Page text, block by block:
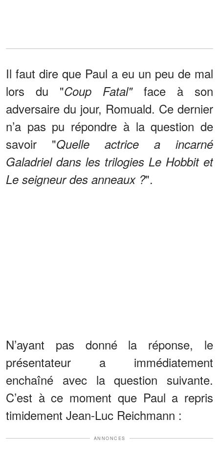
Il faut dire que Paul a eu un peu de mal
lors du "Coup Fatal"face à son
adversaire du jour, Romuald. Ce dernier
n’a pas pu répondre à la question de
savoir "Quelle actrice a incarné
Galadriel dans les trilogies Le Hobbit et
Le seigneur des anneaux ?".
N’ayant pas donné la réponse, le
présentateur a immédiatement
enchaîné avec la question suivante.
C’est à ce moment que Paul a repris
timidement Jean-Luc Reichmann :
ANNONCES